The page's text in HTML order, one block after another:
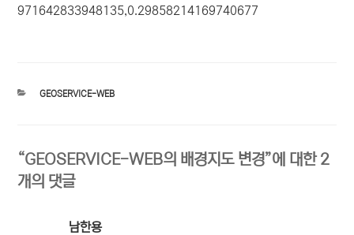
971642833948135,0.29858214169740677
카
GEOSERVICE-WEB
“GEOSERVICE-WEB의 배경지도 변경”에 대한 2
개의 댓글
남한용